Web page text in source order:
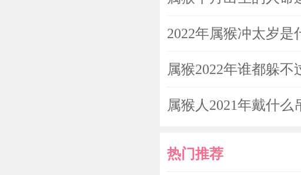
自身的各方面运势
增强，变得没有节制
支，也会给经济造成
属猴2022年运
2022年属猴冲太岁
属猴2022年谁都躲
属猴人2021年戴什么
热门推荐